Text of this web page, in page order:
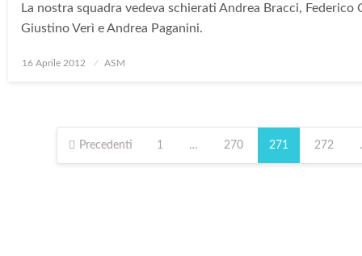
La nostra squadra vedeva schierati Andrea Bracci, Federico
Giustino Verì e Andrea Paganini.
Posted
16 Aprile 2012 ASM
Paginazione
degli
articoli
Precedenti 1 … 270 271 272